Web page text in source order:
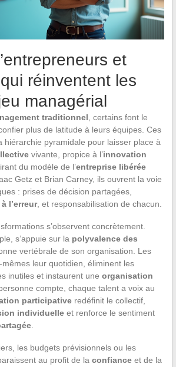
et
réinventent les
managérial
traditionnel , certains font le
plus de latitude à leurs équipes. Ces
hiérarchie pyramidale pour laisser place à
vivante, propice à l’innovation
du modèle de l’entreprise libérée
Getz et Brian Carney, ils ouvrent la voie
: prises de décision partagées,
l’erreur, et responsabilisation de chacun.
s’observent concrètement.
s’appuie sur la polyvalence des
vertébrale de son organisation. Les
leur quotidien, éliminent les
inutiles et instaurent une organisation
compte, chaque talent a voix au
participativeredéfinit le collectif,
individuelleet renforce le sentiment
.
les budgets prévisionnels ou les
au profit de la confianceet de la